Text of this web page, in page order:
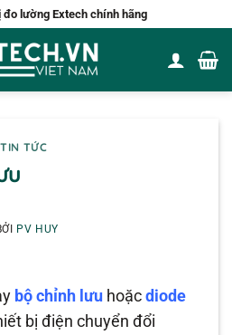
đo lường Extech chính hãng
TIN TỨC
PV HUY
bộ chỉnh lưu hoặcdiode
bị điện chuyển đổi